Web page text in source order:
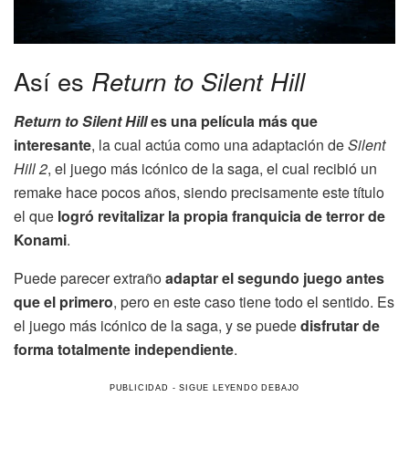
Así es Return to Silent Hill
Return to Silent Hilles una película más que
interesante, la cual actúa como una adaptación deSilent
Hill 2, el juego más icónico de la saga, el cual recibió un
remake hace pocos años, siendo precisamente este título
el que logró revitalizar la propia franquicia de terror de
Konami.
Puede parecer extrañoadaptar el segundo juego antes
que el primero, pero en este caso tiene todo el sentido. Es
el juego más icónico de la saga, y se puededisfrutar de
forma totalmente independiente.